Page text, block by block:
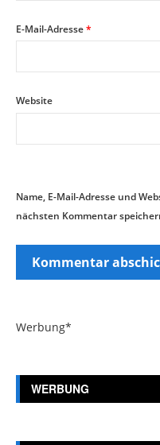
E-Mail-Adresse*
Website
Name, E-Mail-Adresse und
nächsten Kommentar
Werbung*
WERBUNG